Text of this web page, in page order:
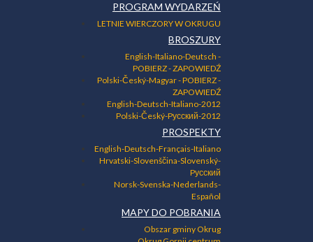
PROGRAM WYDARZEŃ
LETNIE WIERCZORY W OKRUGU
BROSZURY
English-Italiano-Deutsch -
POBIERZ- ZAPOWIEDŹ
Polski-Český-Magyar- POBIERZ-
ZAPOWIEDŹ
English-Deutsch-Italiano-2012
Polski-Český-Pусский-2012
PROSPEKTY
English-Deutsch-Français-Italiano
Hrvatski-Slovenščina-Slovenský-
Pусский
Norsk-Svenska-Nederlands-
Español
MAPY DO POBRANIA
Obszar gminy Okrug